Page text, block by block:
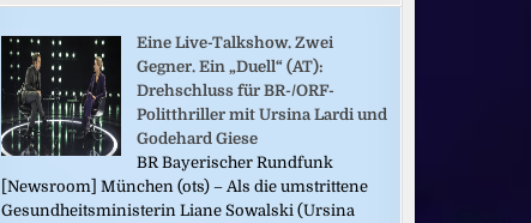
Eine Live-Talkshow. Zwei
Gegner. Ein „Duell“ (AT):
Drehschluss für BR-/ORF-
Politthriller mit Ursina Lardi und
Godehard Giese
BR Bayerischer Rundfunk
[Newsroom] München (ots) – Als die umstrittene
Gesundheitsministerin Liane Sowalski (Ursina